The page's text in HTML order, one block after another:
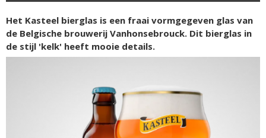
Het Kasteel bierglas is een fraai vormgegeven glas van
de Belgische brouwerij Vanhonsebrouck. Dit bierglas in
de stijl 'kelk' heeft mooie details.